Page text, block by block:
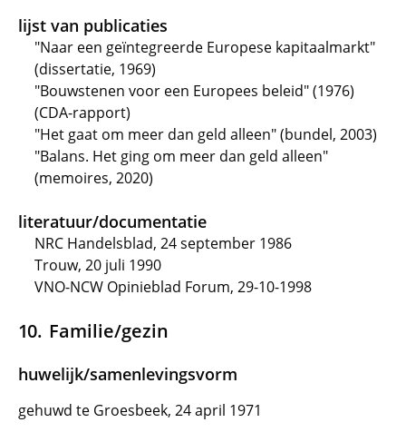
lijst van publicaties
"Naar een geïntegreerde Europese kapitaalmarkt"
(dissertatie, 1969)
"Bouwstenen voor een Europees beleid" (1976)
(CDA-rapport)
"Het gaat om meer dan geld alleen" (bundel, 2003)
"Balans. Het ging om meer dan geld alleen"
(memoires, 2020)
literatuur/documentatie
NRC Handelsblad, 24 september 1986
Trouw, 20 juli 1990
VNO-NCW Opinieblad Forum, 29-10-1998
Familie/gezin
huwelijk/samenlevingsvorm
gehuwd te Groesbeek, 24 april 1971